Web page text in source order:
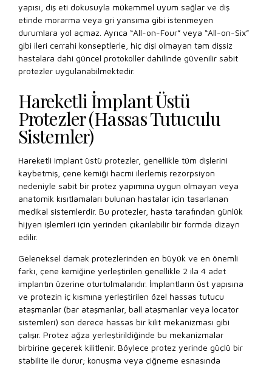
yapısı, diş eti dokusuyla mükemmel uyum sağlar ve diş
etinde morarma veya gri yansıma gibi istenmeyen
durumlara yol açmaz. Ayrıca “All-on-Four” veya “All-on-Six”
gibi ileri cerrahi konseptlerle, hiç dişi olmayan tam dişsiz
hastalara dahi güncel protokoller dahilinde güvenilir sabit
protezler uygulanabilmektedir.
Hareketli İmplant Üstü
Protezler (Hassas Tutuculu
Sistemler)
Hareketli implant üstü protezler, genellikle tüm dişlerini
kaybetmiş, çene kemiği hacmi ilerlemiş rezorpsiyon
nedeniyle sabit bir protez yapımına uygun olmayan veya
anatomik kısıtlamaları bulunan hastalar için tasarlanan
medikal sistemlerdir. Bu protezler, hasta tarafından günlük
hijyen işlemleri için yerinden çıkarılabilir bir formda dizayn
edilir.
Geleneksel damak protezlerinden en büyük ve en önemli
farkı, çene kemiğine yerleştirilen genellikle 2 ila 4 adet
implantın üzerine oturtulmalarıdır. İmplantların üst yapısına
ve protezin iç kısmına yerleştirilen özel hassas tutucu
ataşmanlar (bar ataşmanlar, ball ataşmanlar veya locator
sistemleri) son derece hassas bir kilit mekanizması gibi
çalışır. Protez ağza yerleştirildiğinde bu mekanizmalar
birbirine geçerek kilitlenir. Böylece protez yerinde güçlü bir
stabilite ile durur; konuşma veya çiğneme esnasında